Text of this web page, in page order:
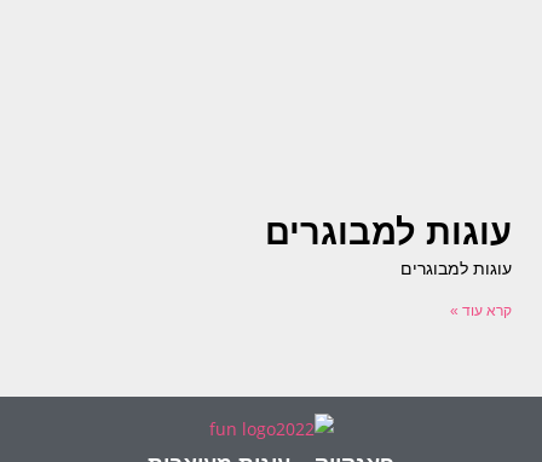
עוגות למבוגרים
עוגות למבוגרים
קרא עוד »